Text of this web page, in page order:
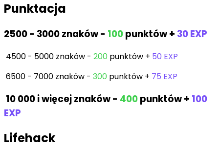
Punktacja
2500 - 3000 znaków - 100punktów + 30 EXP
4500 - 5000 znaków - 200 punktów + 50 EXP
6500 - 7000 znaków - 300 punktów + 75 EXP
10 000 i więcej znaków - 400punktów + 100
EXP
Lifehack